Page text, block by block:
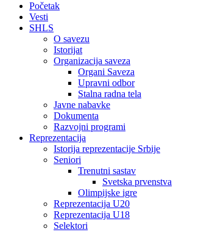
Početak
Vesti
SHLS
O savezu
Istorijat
Organizacija saveza
Organi Saveza
Upravni odbor
Stalna radna tela
Javne nabavke
Dokumenta
Razvojni programi
Reprezentacija
Istorija reprezentacije Srbije
Seniori
Trenutni sastav
Svetska prvenstva
Olimpijske igre
Reprezentacija U20
Reprezentacija U18
Selektori